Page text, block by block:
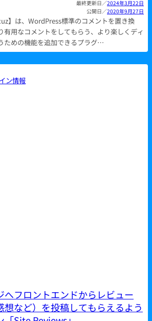
2024年3月22日
2020年9月27日
】は、WordPress標準のコメントを置き換
有用なコメントをしてもらう、より楽しくディ
ための機能を追加できるプラグ…
へフロントエンドからレビュー
想など）を投稿してもらえるよう